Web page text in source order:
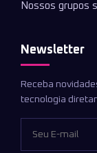
Nossos grupos
Newsletter
Receba
tecnologia